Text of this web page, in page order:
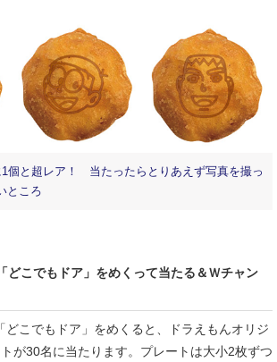
個と超レア！ 当たったらとりあえず写真を撮っ
ところ
どこでもドア」をめくって当たる＆Ｗチャン
こでもドア」をめくると、ドラえもんオリジ
が30名に当たります。プレートは大小2枚ずつ